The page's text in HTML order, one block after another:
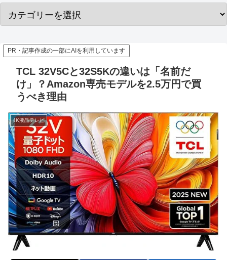
PR・記事作成の一部にAIを利用しています
TCL 32V5Cと32S5Kの違いは「名前だ
け」？Amazon専売モデルを2.5万円で買
うべき理由
4K液晶テレビ